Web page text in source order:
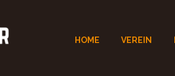
HOME VEREIN